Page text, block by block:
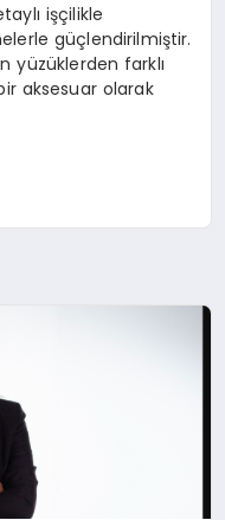
işçilikle
güçlendirilmiştir.
yüzüklerden farklı
aksesuar olarak